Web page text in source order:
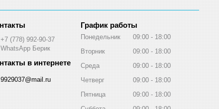
+7 (778) 992-90-37
WhatsApp Берик
9929037@mail.ru
График работы
Понедельник 09:00
18:00
Вторник
09:00
18:00
Среда
09:00
18:00
Четверг
09:00
18:00
Пятница
09:00
18:00